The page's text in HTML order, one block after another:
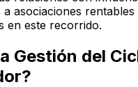
asociaciones
en este recorrido.
Gestión del